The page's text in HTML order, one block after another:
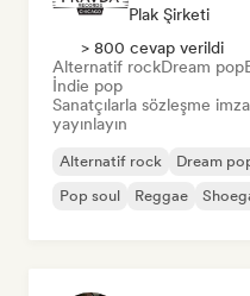
Plak Şirketi
> 800 cevap verildi
Alternatif rockDream pop
İndie pop
Sanatçılarla sözleşme
yayınlayın
Alternatif rock Dream
Pop soul
Reggae